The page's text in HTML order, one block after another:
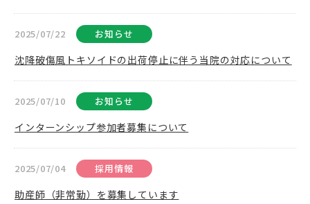
2025/07/22 お知らせ
沈降破傷風トキソイドの出荷停止に伴う当院の対応について
2025/07/10 お知らせ
インターンシップ参加者募集について
2025/07/04 採用情報
助産師（非常勤）を募集しています